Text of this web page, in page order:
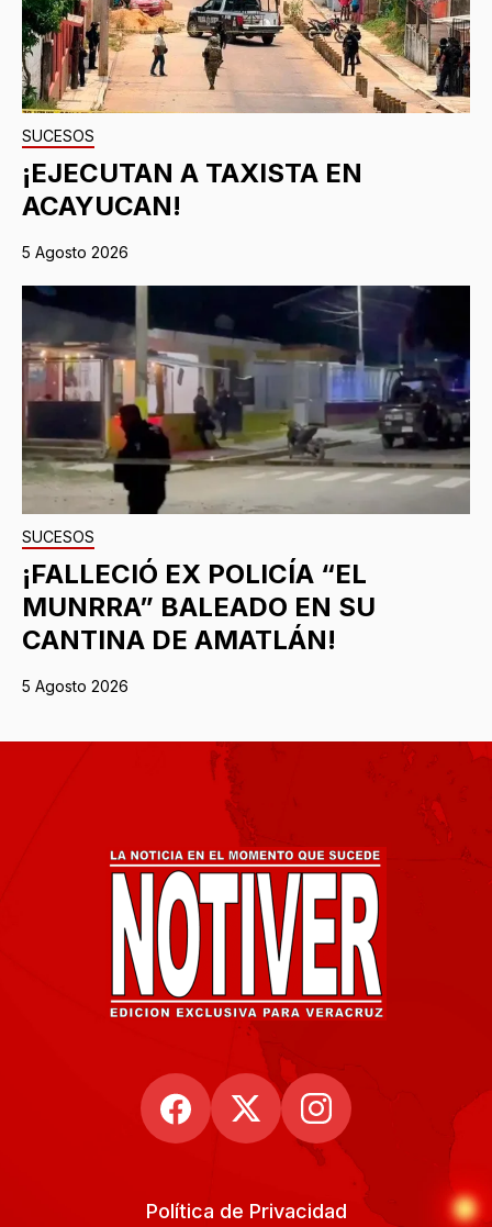
SUCESOS
¡EJECUTAN A TAXISTA EN
ACAYUCAN!
5 Agosto 2026
SUCESOS
¡FALLECIÓ EX POLICÍA “EL
MUNRRA” BALEADO EN SU
CANTINA DE AMATLÁN!
5 Agosto 2026
Política de Privacidad